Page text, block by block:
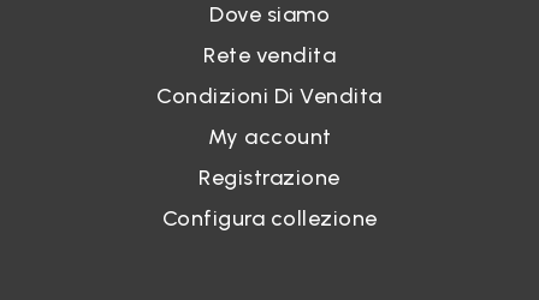
Dove siamo
Rete vendita
Condizioni Di Vendita
My account
Registrazione
Configura collezione